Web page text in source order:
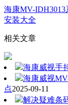
海康MV-IDH3013
安装大全
相关文章
海康威视手
海康威视
点2025-09-11
解决疑难条